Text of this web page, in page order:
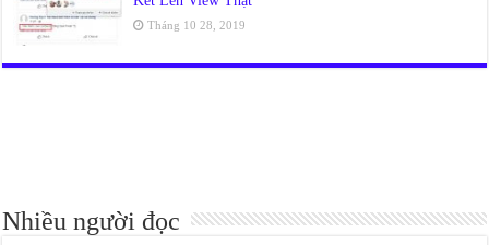
Tháng 10 28, 2019
Nhiều người đọc